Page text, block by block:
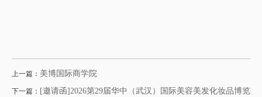
上一篇： 美博国际商学院
下一篇： [邀请函]2026第29届华中（武汉）国际美容美发化妆品博览